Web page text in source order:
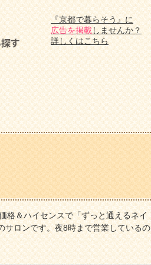
『京都で暮らそう』に
広告を掲載しませんか？
詳しくはこちら
格＆ハイセンスで「ずっと通えるネイ
サロンです。夜8時まで営業しているの